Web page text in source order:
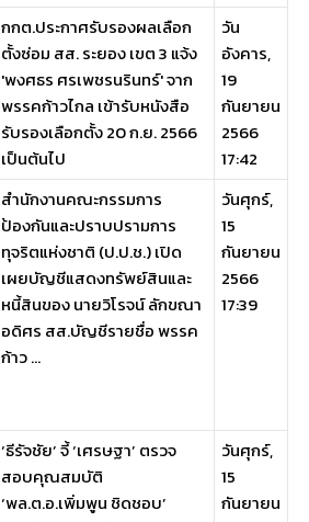
กกต.ประกาศรับรองผลเลือก
ตั้งซ่อม สส. ระยอง เขต 3 แจ้ง
'พงศธร ศรเพชรนรินทร์' จาก
พรรคก้าวไกล เข้ารับหนังสือ
รับรองเลือกตั้ง 20 ก.ย. 2566
เป็นต้นไป
วัน
อังคาร,
19
กันยายน
2566
17:42
สำนักงานคณะกรรมการ
ป้องกันและปราบปรามการ
ทุจริตแห่งชาติ (ป.ป.ช.) เปิด
เผยบัญชีแสดงทรัพย์สินและ
หนี้สินของ นายวิโรจน์ ลักขณา
อดิศร สส.บัญชีรายชื่อ พรรค
ก้าว ...
วันศุกร์,
15
กันยายน
2566
17:39
‘ธีรัจชัย’ จี้ ‘เศรษฐา’ ตรวจ
สอบคุณสมบัติ
‘พล.ต.อ.เพิ่มพูน ชิดชอบ’
วันศุกร์,
15
กันยายน